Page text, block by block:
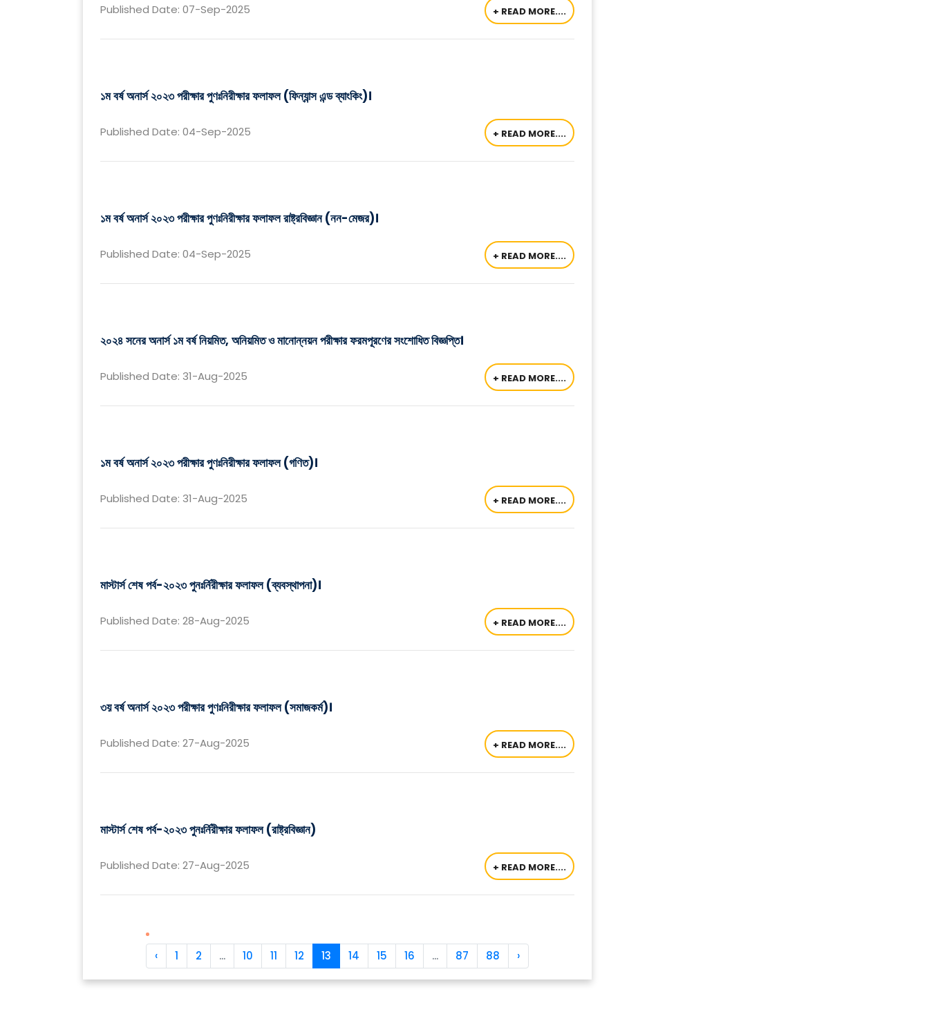
Published Date: 07-Sep-2025 + READ MORE....
১ম বর্ষ অনার্স ২০২৩ পরীক্ষার পুণঃনিরীক্ষার ফলাফল (ফিন্যান্স এন্ড ব্যাংকিং)।
Published Date: 04-Sep-2025 + READ MORE....
১ম বর্ষ অনার্স ২০২৩ পরীক্ষার পুণঃনিরীক্ষার ফলাফল রাষ্ট্রবিজ্ঞান (নন-মেজর)।
Published Date: 04-Sep-2025 + READ MORE....
২০২৪ সনের অনার্স ১ম বর্ষ নিয়মিত, অনিয়মিত ও মানোন্নয়ন পরীক্ষার ফরমপূরণের সংশোধিত বিজ্ঞপ্তি।
Published Date: 31-Aug-2025 + READ MORE....
১ম বর্ষ অনার্স ২০২৩ পরীক্ষার পুণঃনিরীক্ষার ফলাফল (গণিত)।
Published Date: 31-Aug-2025 + READ MORE....
মাস্টার্স শেষ পর্ব-২০২৩ পুনঃর্নিরীক্ষার ফলাফল (ব্যবস্থাপনা)।
Published Date: 28-Aug-2025 + READ MORE....
৩য় বর্ষ অনার্স ২০২৩ পরীক্ষার পুণঃনিরীক্ষার ফলাফল (সমাজকর্ম)।
Published Date: 27-Aug-2025 + READ MORE....
মাস্টার্স শেষ পর্ব-২০২৩ পুনঃর্নিরীক্ষার ফলাফল (রাষ্ট্রবিজ্ঞান)
Published Date: 27-Aug-2025 + READ MORE....
‹ 1 2 ... 10 11 12 13 14 15 16 ... 87 88 ›